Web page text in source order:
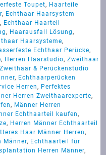
Toupet, Haarteile
, Echthaar Haarsystem
, Echthaar Haarteil
, Haarausfall Lösung,
Haarsysteme,
Echthaar Perücke,
, Herren Haarstudio,Zweithaar
Zweithaar & Perückenstudio
, Echthaarperücken
Herren, Perfektes
Herren Zweithaarexperte,
, Männer Herren
Echthaarteil kaufen,
, Herren Männer Echthaarteil
Haar Männer Herren,
Männer, Echthaarteil für
Herren Männer,